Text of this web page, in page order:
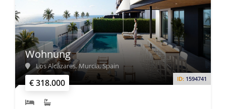
€ 318.000 ID: 1594741
Wohnung
Los Alcázares, Murcia, Spain